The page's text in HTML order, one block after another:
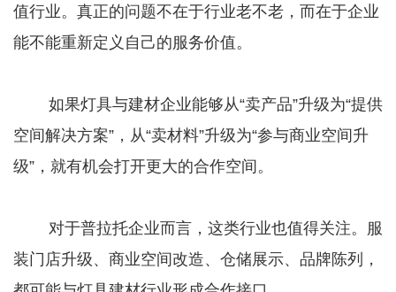
值行业。真正的问题不在于行业老不老，而在于企业
能不能重新定义自己的服务价值。
如果灯具与建材企业能够从“卖产品”升级为“提供
空间解决方案”，从“卖材料”升级为“参与商业空间升
级”，就有机会打开更大的合作空间。
对于普拉托企业而言，这类行业也值得关注。服
装门店升级、商业空间改造、仓储展示、品牌陈列，